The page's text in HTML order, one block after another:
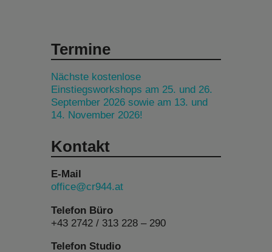
Termine
Nächste kostenlose
Einstiegsworkshops am 25. und 26.
September 2026 sowie am 13. und
14. November 2026!
Kontakt
E-Mail
office@cr944.at
Telefon Büro
+43 2742 / 313 228 – 290
Telefon Studio